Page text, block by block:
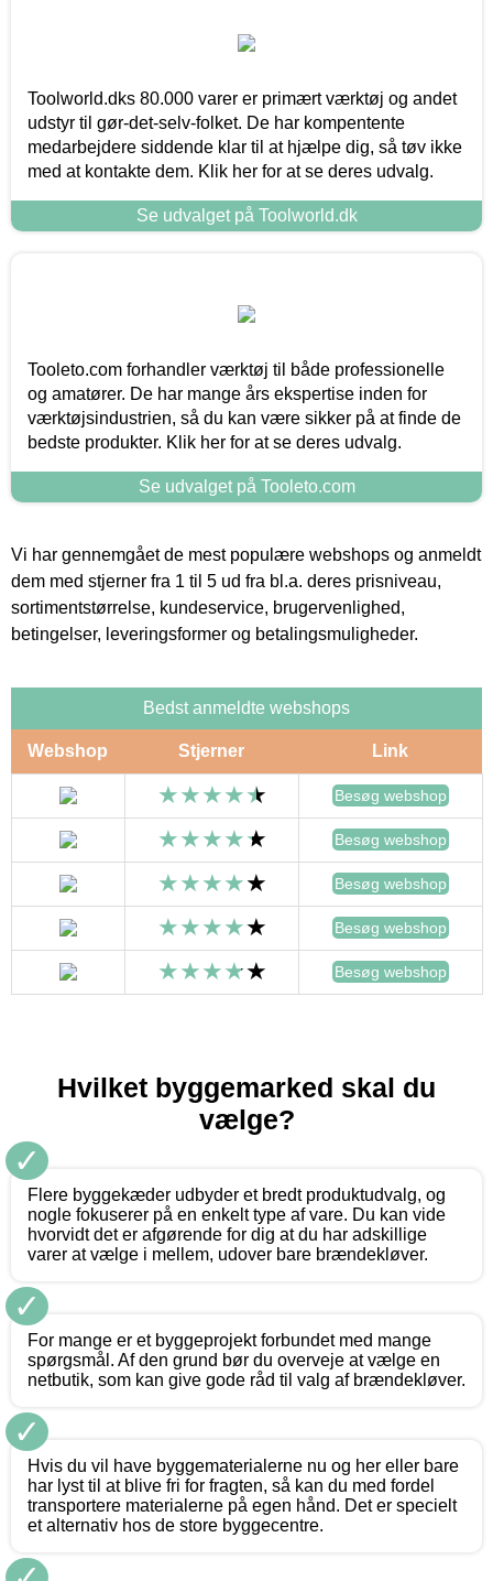
Toolworld.dks 80.000 varer er primært værktøj og andet
udstyr til gør-det-selv-folket. De har kompentente
medarbejdere siddende klar til at hjælpe dig, så tøv ikke
med at kontakte dem. Klik her for at se deres udvalg.
Se udvalget på Toolworld.dk
Tooleto.com forhandler værktøj til både professionelle
og amatører. De har mange års ekspertise inden for
værktøjsindustrien, så du kan være sikker på at finde de
bedste produkter. Klik her for at se deres udvalg.
Se udvalget på Tooleto.com
Vi har gennemgået de mest populære webshops og anmeldt
dem med stjerner fra 1 til 5 ud fra bl.a. deres prisniveau,
sortimentstørrelse, kundeservice, brugervenlighed,
betingelser, leveringsformer og betalingsmuligheder.
Bedst anmeldte webshops
Webshop Stjerner Link
Besøg webshop
Besøg webshop
Besøg webshop
Besøg webshop
Besøg webshop
Hvilket byggemarked skal du
vælge?
✓
Flere byggekæder udbyder et bredt produktudvalg, og
nogle fokuserer på en enkelt type af vare. Du kan vide
hvorvidt det er afgørende for dig at du har adskillige
varer at vælge i mellem, udover bare brændekløver.
✓
For mange er et byggeprojekt forbundet med mange
spørgsmål. Af den grund bør du overveje at vælge en
netbutik, som kan give gode råd til valg af brændekløver.
✓
Hvis du vil have byggematerialerne nu og her eller bare
har lyst til at blive fri for fragten, så kan du med fordel
transportere materialerne på egen hånd. Det er specielt
et alternativ hos de store byggecentre.